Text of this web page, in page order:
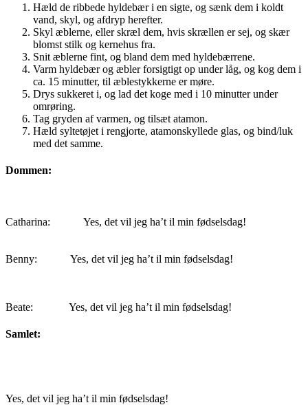
Hæld de ribbede hyldebær i en sigte, og sænk dem i koldt
vand, skyl, og afdryp herefter.
Skyl æblerne, eller skræl dem, hvis skrællen er sej, og skær
blomst stilk og kernehus fra.
Snit æblerne fint, og bland dem med hyldebærrene.
Varm hyldebær og æbler forsigtigt op under låg, og kog dem i
ca. 15 minutter, til æblestykkerne er møre.
Drys sukkeret i, og lad det koge med i 10 minutter under
omrøring.
Tag gryden af varmen, og tilsæt atamon.
Hæld syltetøjet i rengjorte, atamonskyllede glas, og bind/luk
med det samme.
Dommen:
Catharina: Yes, det vil jeg ha’t il min fødselsdag!
Benny: Yes, det vil jeg ha’t il min fødselsdag!
Beate: Yes, det vil jeg ha’t il min fødselsdag!
Samlet:
Yes, det vil jeg ha’t il min fødselsdag!